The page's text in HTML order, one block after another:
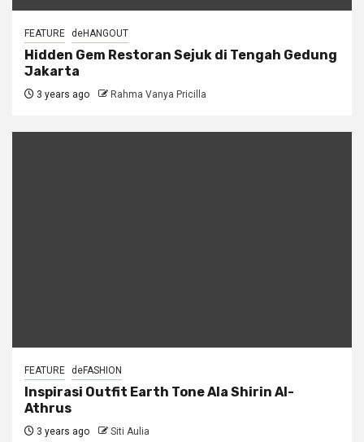
FEATURE deHANGOUT
Hidden Gem Restoran Sejuk di Tengah Gedung
Jakarta
3 years ago Rahma Vanya Pricilla
FEATURE deFASHION
Inspirasi Outfit Earth Tone Ala Shirin Al-
Athrus
3 years ago Siti Aulia